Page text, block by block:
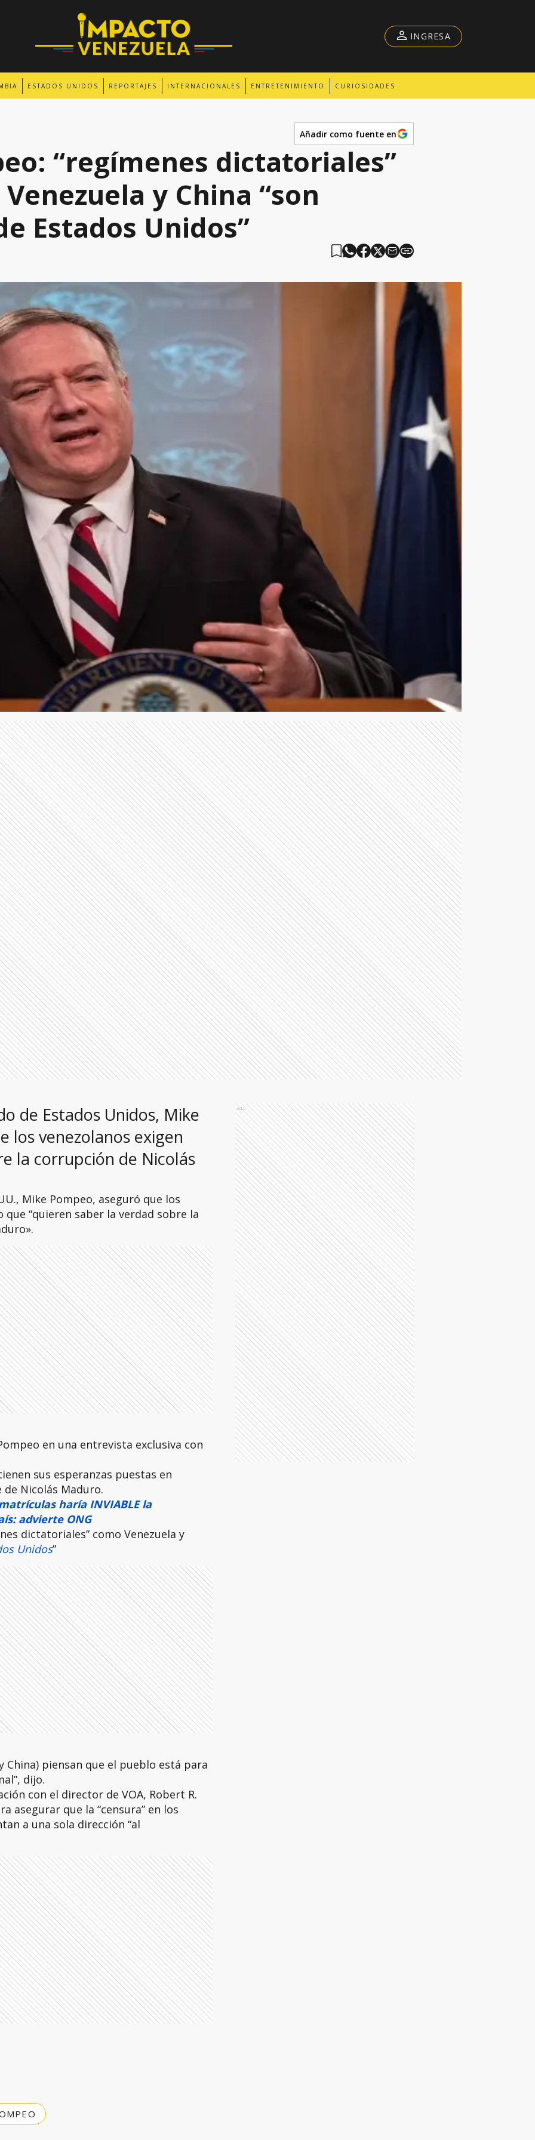
ESTADOS UNIDOS REPORTAJES INTERNACIONALES ENTRETENIMIENTO CURIOSIDADES
INGRESA
Añadir como fuente en
“regímenes dictatoriales”
y China “son
Estados Unidos”
de Estados Unidos, Mike
los venezolanos exigen
la corrupción de Nicolás
Mike Pompeo, aseguró que los
“quieren saber la verdad sobre la
en una entrevista exclusiva con
sus esperanzas puestas en
Nicolás Maduro.
haría INVIABLE la
advierte ONG
dictatoriales” como Venezuela y
Unidos”
China) piensan que el pueblo está para
dijo.
con el director de VOA, Robert R.
asegurar que la “censura” en los
a una sola dirección “al
Ads